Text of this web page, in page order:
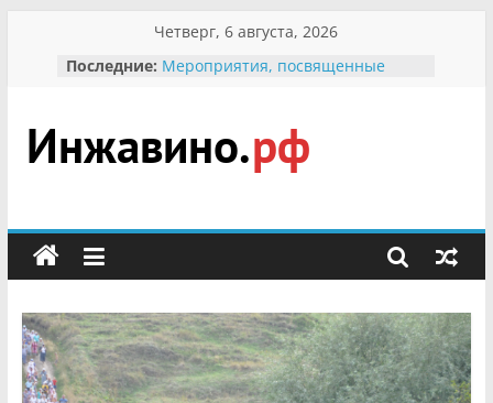
содержимому
Четверг, 6 августа, 2026
Последние: Мероприятия, посвященные
гражданин Инжавинского округа»
участнице Великой
Отечественной, фронтовичке
Безопасность в сети Интернет
мероприятии «Сохраним
первоцветы!»
В вольере Воронинского
заповедника родились крапчатые
суслики
Инжавино.рф
сельский
портал